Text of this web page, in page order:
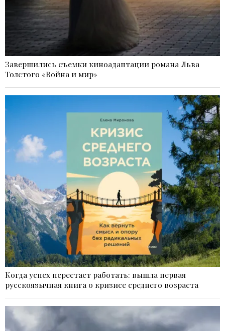
Завершились съемки киноадаптации романа Льва
Толстого «Война и мир»
Когда успех перестает работать: вышла первая
русскоязычная книга о кризисе среднего возраста